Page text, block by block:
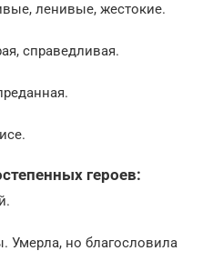
ленивые, жестокие.
справедливая.
героев:
Умерла, но благословила